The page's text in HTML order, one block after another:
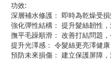
功效:
深層補水修護： 即時為乾燥受
強化彈性結構： 提升髮絲韌性
撫平毛躁順滑： 改善打結問題
提升光澤感： 令髮絲更亮澤健康
預防未來損傷： 建立保護屏障